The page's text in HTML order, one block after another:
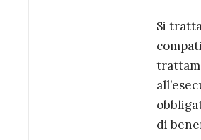
Si
di